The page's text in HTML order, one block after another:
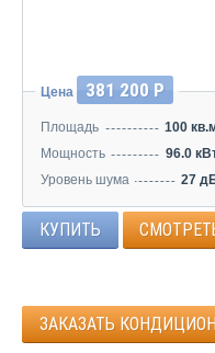
Цена 381 200 Р
Площадь
100
Мощность
96.0
Уровень шума
27
КУПИТЬ
ЗАКАЗАТЬ